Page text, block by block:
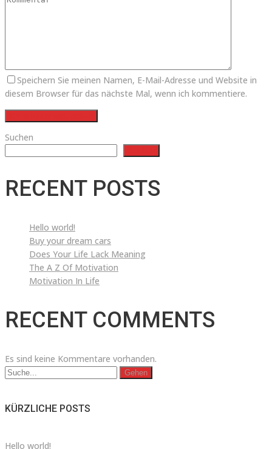
Speichern Sie meinen Namen, E-Mail-Adresse und Website in
diesem Browser für das nächste Mal, wenn ich kommentiere.
Suchen
RECENT POSTS
Hello world!
Buy your dream cars
Does Your Life Lack Meaning
The A Z Of Motivation
Motivation In Life
RECENT COMMENTS
Es sind keine Kommentare vorhanden.
Suchen
KÜRZLICHE POSTS
Hello world!